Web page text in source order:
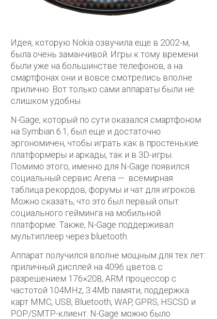
Идея, которую Nokia озвучила еще в 2002-м,
была очень заманчивой. Игры к тому времени
были уже на большинстве телефонов, а на
смартфонах они и вовсе смотрелись вполне
прилично. Вот только сами аппараты были не
слишком удобны.
N-Gage, который по сути оказался смартфоном
на Symbian 6.1, был еще и достаточно
эргономичен, чтобы играть как в простенькие
платформеры и аркады, так и в 3D-игры.
Помимо этого, именно для N-Gage появился
социальный сервис Arena — всемирная
таблица рекордов, форумы и чат для игроков.
Можно сказать, что это был первый опыт
социального гейминга на мобильной
платформе. Также, N-Gage поддерживал
мультиплеер через bluetooth.
Аппарат получился вполне мощным для тех лет:
приличный дисплей на 4096 цветов с
разрешением 176×208, ARM процессор с
частотой 104MHz, 3.4Mb памяти, поддержка
карт MMC, USB, Bluetooth, WAP, GPRS, HSCSD и
POP/SMTP-клиент. N-Gage можно было